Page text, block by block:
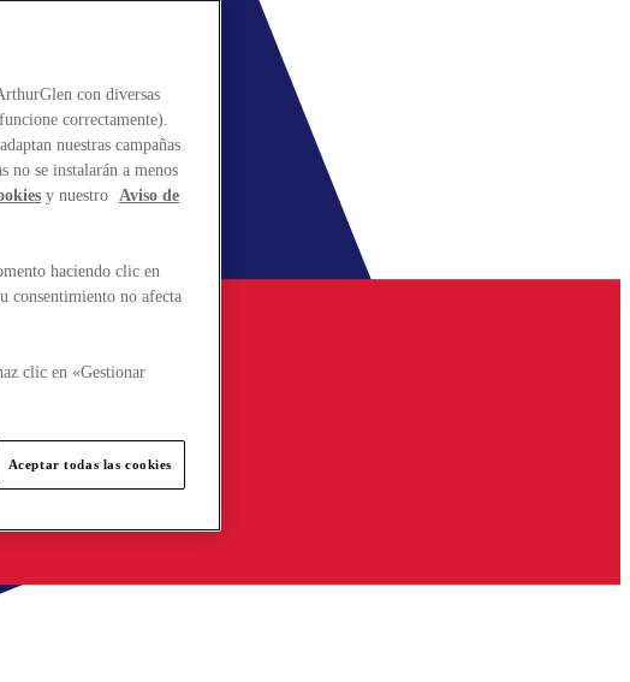
con diversas
correctamente).
nuestras campañas
no se instalarán a menos
y nuestro Aviso de
haciendo clic en
consentimiento no afecta
clic en «Gestionar
Aceptar todas las cookies